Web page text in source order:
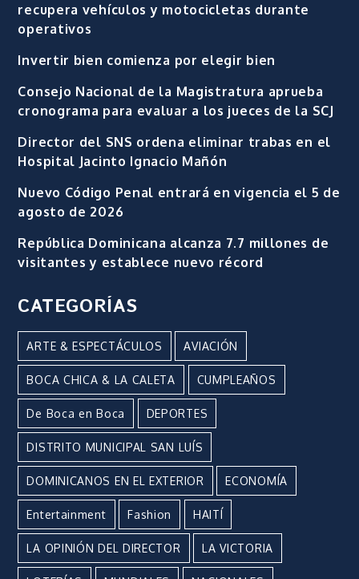
recupera vehículos y motocicletas durante
operativos
Invertir bien comienza por elegir bien
Consejo Nacional de la Magistratura aprueba
cronograma para evaluar a los jueces de la SCJ
Director del SNS ordena eliminar trabas en el
Hospital Jacinto Ignacio Mañón
Nuevo Código Penal entrará en vigencia el 5 de
agosto de 2026
República Dominicana alcanza 7.7 millones de
visitantes y establece nuevo récord
CATEGORÍAS
ARTE & ESPECTÁCULOS AVIACIÓN
BOCA CHICA & LA CALETA CUMPLEAÑOS
De Boca en Boca DEPORTES
DISTRITO MUNICIPAL SAN LUÍS
DOMINICANOS EN EL EXTERIOR ECONOMÍA
Entertainment Fashion HAITÍ
LA OPINIÓN DEL DIRECTOR LA VICTORIA